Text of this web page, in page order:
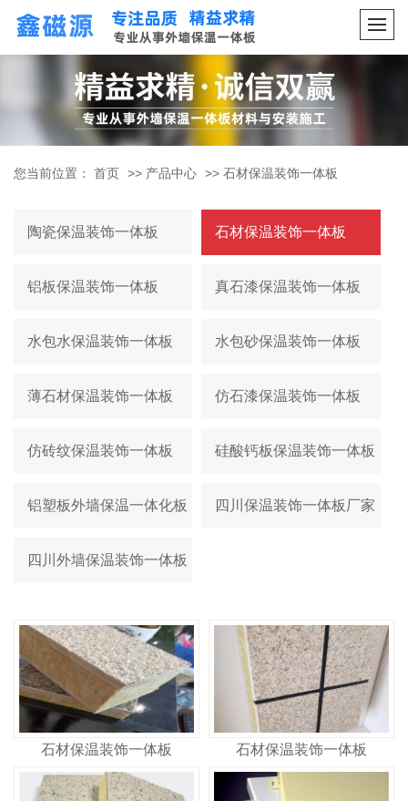
您当前位置： 首页 >> 产品中心 >> 石材保温装饰一体板
陶瓷保温装饰一体板 石材保温装饰一体板
铝板保温装饰一体板 真石漆保温装饰一体板
水包水保温装饰一体板 水包砂保温装饰一体板
薄石材保温装饰一体板 仿石漆保温装饰一体板
仿砖纹保温装饰一体板 硅酸钙板保温装饰一体板
铝塑板外墙保温一体化板 四川保温装饰一体板厂家
四川外墙保温装饰一体板
石材保温装饰一体板 石材保温装饰一体板